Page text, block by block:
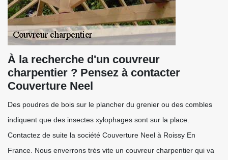
À la recherche d'un couvreur
charpentier ? Pensez à contacter
Couverture Neel
Des poudres de bois sur le plancher du grenier ou des combles
indiquent que des insectes xylophages sont sur la place.
Contactez de suite la société Couverture Neel à Roissy En
France. Nous enverrons très vite un couvreur charpentier qui va